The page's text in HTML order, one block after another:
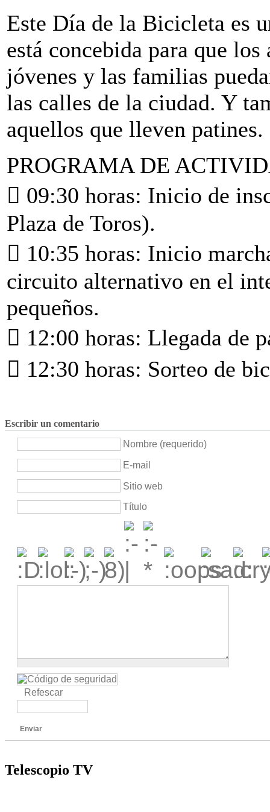
Este Día de la Bicicleta es
está concebida para que
jóvenes y las familias
las calles de la ciudad. Y
aquellos que lleven patines.
PROGRAMA DE
 09:30 horas: Inicio de
Plaza de Toros).
 10:35 horas: Inicio
circuito alternativo en el
pequeños.
 12:00 horas: Llegada de
 12:30 horas: Sorteo de
Escribir un comentario
Nombre (requerido)
E-mail
Sitio web
Título
Refescar
Enviar
Telescopio TV